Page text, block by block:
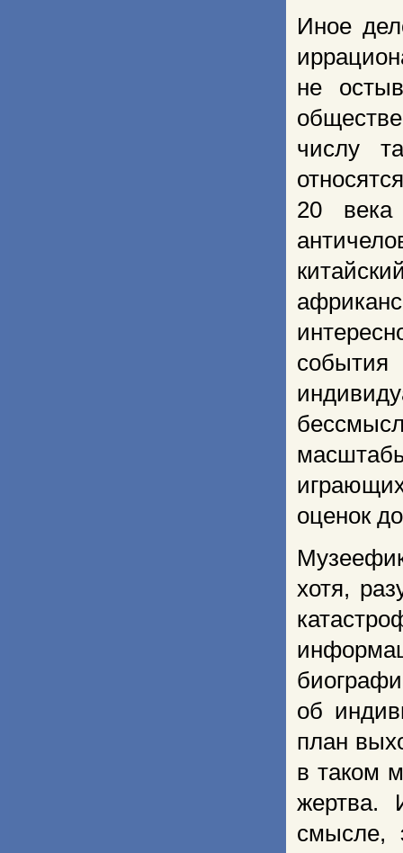
Иное
не
числу
20
оценок
хотя,
об
план
в таком
жертва.
смысле,